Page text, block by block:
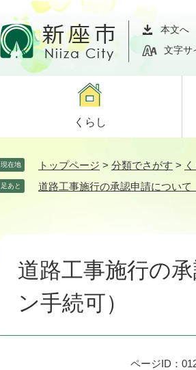
本文へ
文字サ
くらし
現在地 トップページ > 分類でさがす >
足あと 道路工事施行の承認申請について
道路工事施行の
ン手続可）
ページID：